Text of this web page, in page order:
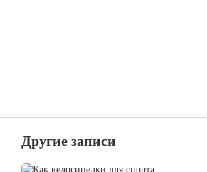
Другие записи